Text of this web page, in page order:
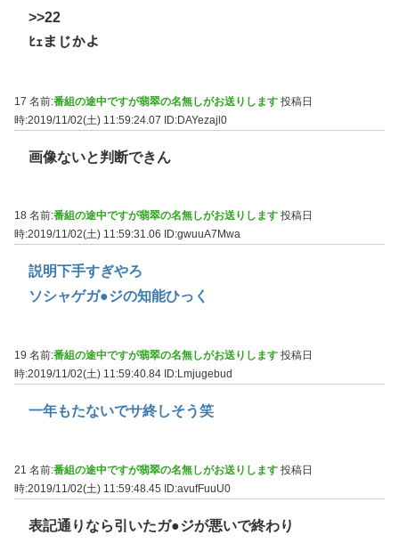
>>22
ﾋｪまじかよ
17 名前:番組の途中ですが翡翠の名無しがお送りします 投稿日
時:2019/11/02(土) 11:59:24.07 ID:DAYezajl0
画像ないと判断できん
18 名前:番組の途中ですが翡翠の名無しがお送りします 投稿日
時:2019/11/02(土) 11:59:31.06
ID:gwuuA7Mwa
説明下手すぎやろ
ソシャゲガ●ジの知能ひっく
19 名前:番組の途中ですが翡翠の名無しがお送りします 投稿日
時:2019/11/02(土) 11:59:40.84 ID:Lmjugebud
一年もたないでサ終しそう笑
21 名前:番組の途中ですが翡翠の名無しがお送りします 投稿日
時:2019/11/02(土) 11:59:48.45 ID:avufFuuU0
表記通りなら引いたガ●ジが悪いで終わり